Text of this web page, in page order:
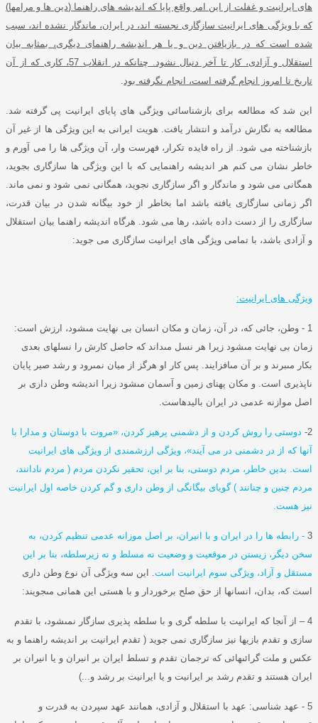
های ایرانیت و غفلت از این امر واقع پایا که اندیشه های راهنما (دین ها و مرامها)
که با ویژگی های ایرانیت سازگاری نجسته اند، در ایران، ماندگار نشده اند، سبب
شده است که در بازیافتن دین و یا هر اندیشه راهنمای دیگری، بمثابه بیان
استقلال و آزادی، کار تا آخر دنبال نشود
چنانکه در انقلاب 57، کاری که از آن
تاریخ تا امروز انجام گرفته است، انجام نگرفته بود
این شد که مطالعه برای بازشناسائی ویژگی های پایای ایرانیت پی گرفته شد
مطالعه به نگارش درآمد و انتشار یافت
هویت ایرانی به این ویژگی ها از غیر آن
بازشناخته می شود
از راه فایده تکرار، فهرست وار، آن ویژگی ها را می آورم و
خاطر نشان می کنم هر اندیشه راهنمایی که با این ویژگی ها سازگاری بجوید،
همگانی می شود و ماندگار و اگر سازگاری نجوید، همگانی نمی شود و نمی ماند
اگر زمانی سازگاری یافته باشد اما بخاطر از خود بیگانه شدن در بیان قدرت،
سازگاری را از دست داده باشد، رها می شود
هرگاه اندیشه راهنما بیان استقلال
و آزادی باشد، با تمامی ویژگی های ایرانیت سازگاری می جوید :
ویژگی های ایرانیت:
1 - وطن، جائى كه، در آن، زمان و مكان انسان بى نهايت مى‏شود، ارزش است:
زمان بى نهايت مى‏شود زيرا هر نسل مى‏داند كه حاصل كارش را نسلهاى بعدى
بكار مى‏برند و بر آن مى‏افزايند
پس كار او هرگز از ميان نمى‏رود و رشد صير پايان
ناپذيرى است و مكان پهناى زمين و آسمان مى‏شود زيرا انديشه وطن دارى بر
اصل موازنه عدمى در ايران باليده‏است
2- دوستی را روش کردن و از دشمنی پرهیز کردن، «مروت با دوستان و مدارا با
آنها که از در دشمنی در می آیند»، ویژگی ارزشمندی از ویژگی های ایرانیت
است بدین خاطر، مردم دوستی، بنا بر این، تحقیر نکردن مردم ( مردم نادانند،
مردم چنین و چنانند )گویای بیگانگی از وطن داری و گم کردن خاصه اول ایرانیت
نیز هست
3
- رابطه ها را در ایران و با انیران، بر اصل موزانه عدمی تنظیم کردن، به
سخن دیگر، زیستن در موقعیت و وضعیت نه مسلط و نه زیرسلطه، بنا بر این
مستقل و آزاد، ویژگی سوم ایرانیت است
این سه ویژگی آن نوع وطن دارى
است كه، بدان، انسانها از حق صلح برخوردار و با هستى اين همانى مى‏جويند :
4 –
از آنجا که ايرانيت با سلطه گرى و با سلطه پذيرى سازگار نمى‏شود، با تقدم
سازی و تقدم بازیها نیز سازگاری نمی جوید ( تقدم ایرانیت بر اندیشه راهنما و به
عکس و ملت گرائى‏هائى كه ترجمان تقدم و تسلط ایران بر انیران و یا انیران بر
ایران هستند و تقدم رشد بر ایرانیت و یا ایرانیت بر رشد و ...)
5 - عهد شناسی: عهد با استقلال و ﺁزادی، همانند عهد سپردن به قدرت و